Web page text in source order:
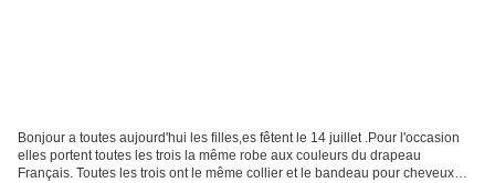
Bonjour a toutes aujourd'hui les filles,es fêtent le 14 juillet .Pour l'occasion
elles portent toutes les trois la même robe aux couleurs du drapeau
Français. Toutes les trois ont le même collier et le bandeau pour cheveux